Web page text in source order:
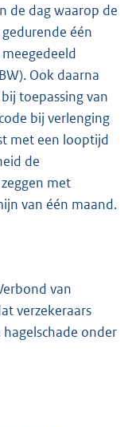
de dag waarop de
één
Ook daarna
toepassing van
bij verlenging
met een looptijd
de
met
van één maand.
van
verzekeraars
onder